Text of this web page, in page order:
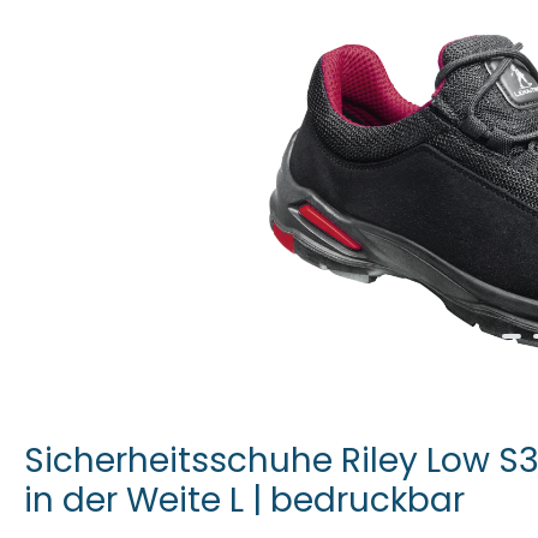
Sicherheitsschuhe Riley Low
in der Weite L | bedruckbar